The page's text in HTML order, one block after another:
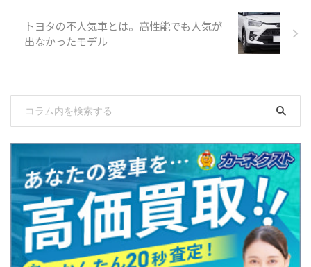
トヨタの不人気車とは。高性能でも人気が
出なかったモデル